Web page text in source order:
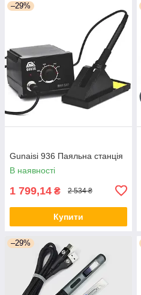
–29%
Gunaisi 936 Паяльна станція
В наявності
1 799,14 ₴ 2 534 ₴
Купити
–29%